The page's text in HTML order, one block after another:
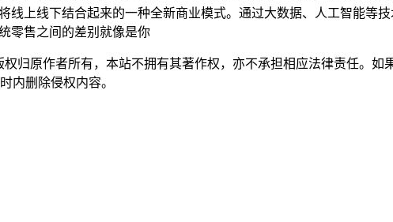
线上线下结合起来的一种全新商业模式。通过大数据、人工智能等
零售之间的差别就像是你
归原作者所有，本站不拥有其著作权，亦不承担相应法律责任。如
内删除侵权内容。